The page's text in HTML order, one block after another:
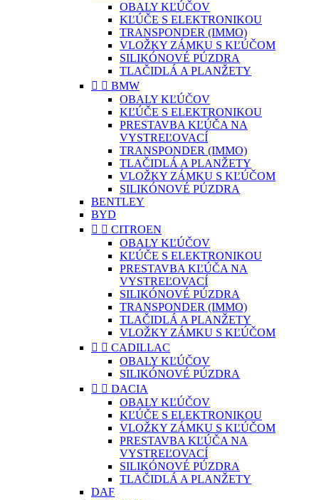
OBALY KĽÚČOV
KĽÚČE S ELEKTRONIKOU
TRANSPONDER (IMMO)
VLOŽKY ZÁMKU S KĽÚČOM
SILIKÓNOVÉ PÚZDRA
TLAČIDLÁ A PLANŽETY
  BMW
OBALY KĽÚČOV
KĽÚČE S ELEKTRONIKOU
PRESTAVBA KĽÚČA NA
VYSTREĽOVACÍ
TRANSPONDER (IMMO)
TLAČIDLÁ A PLANŽETY
VLOŽKY ZÁMKU S KĽÚČOM
SILIKÓNOVÉ PÚZDRA
BENTLEY
BYD
  CITROEN
OBALY KĽÚČOV
KĽÚČE S ELEKTRONIKOU
PRESTAVBA KĽÚČA NA
VYSTREĽOVACÍ
SILIKÓNOVÉ PÚZDRA
TRANSPONDER (IMMO)
TLAČIDLÁ A PLANŽETY
VLOŽKY ZÁMKU S KĽÚČOM
  CADILLAC
OBALY KĽÚČOV
SILIKÓNOVÉ PÚZDRA
  DACIA
OBALY KĽÚČOV
KĽÚČE S ELEKTRONIKOU
VLOŽKY ZÁMKU S KĽÚČOM
PRESTAVBA KĽÚČA NA
VYSTREĽOVACÍ
SILIKÓNOVÉ PÚZDRA
TLAČIDLÁ A PLANŽETY
DAF